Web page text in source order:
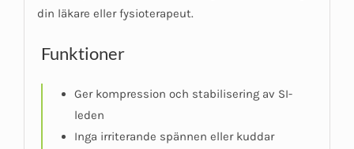
din läkare eller fysioterapeut.
Funktioner
Ger kompression och stabilisering av SI-
leden
Inga irriterande spännen eller kuddar